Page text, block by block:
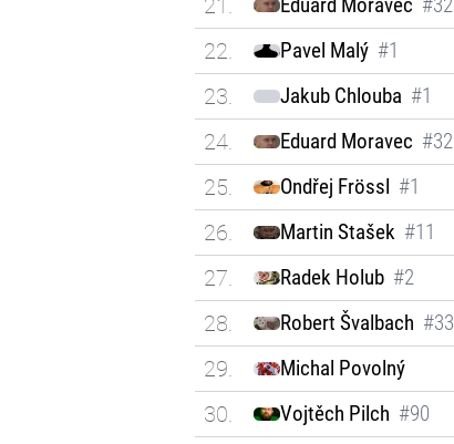
21.
22.
Pavel Malý #1
23.
Jakub Chlouba #1
24.
Eduard Moravec #32
25.
Ondřej Frössl #1
26.
Martin Stašek #11
27.
Radek Holub #2
28.
Robert Švalbach #33
29.
Michal Povolný
30.
Vojtěch Pilch #90